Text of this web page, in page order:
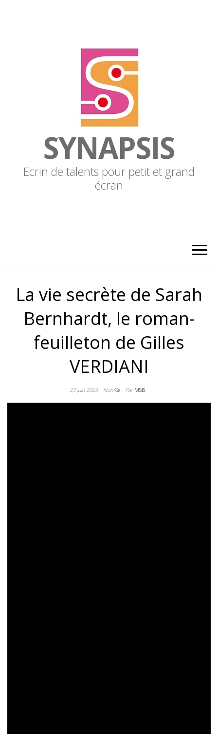
SYNAPSIS
Ecrin de talents pour petit et grand
écran
La vie secrète de Sarah
Bernhardt, le roman-
feuilleton de Gilles
VERDIANI
23 juin 2023 Non ParMSB